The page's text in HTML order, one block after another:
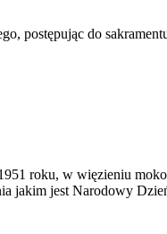
postępując do
roku, w więzieniu
jakim jest Narodowy